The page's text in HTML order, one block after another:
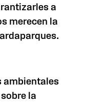
a
merecen la
ambientales
la